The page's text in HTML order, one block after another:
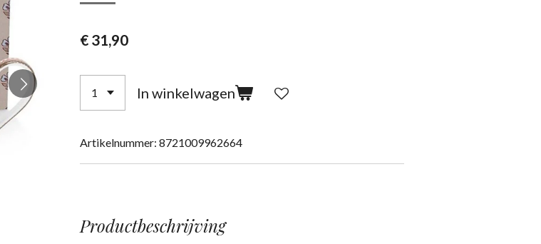
€ 31,90
In winkelwagen
Artikelnummer: 8721009962664
Productbeschrijving